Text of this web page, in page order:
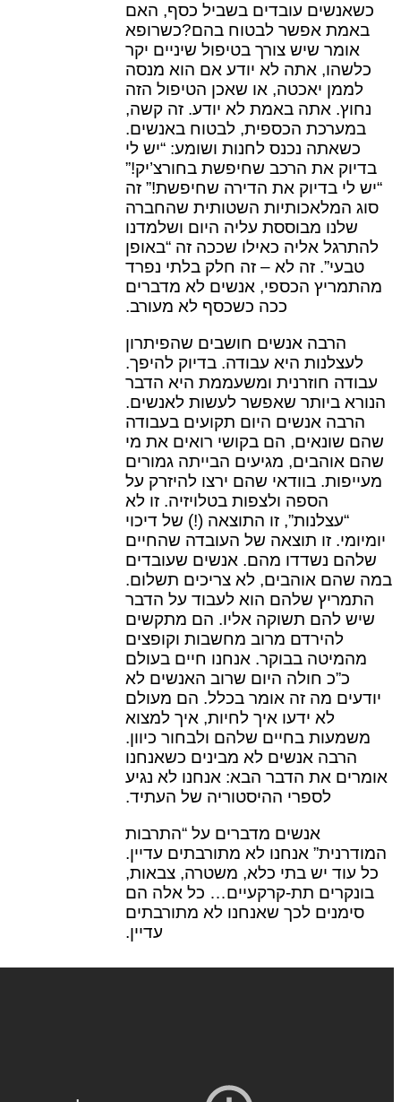
כשאנשים עובדים בשביל כסף, האם
באמת אפשר לבטוח בהם?כשרופא
אומר שיש צורך בטיפול שיניים יקר
כלשהו, אתה לא יודע אם הוא מנסה
לממן יאכטה, או שאכן הטיפול הזה
נחוץ. אתה באמת לא יודע. זה קשה,
במערכת הכספית, לבטוח באנשים.
כשאתה נכנס לחנות ושומע: “יש לי
בדיוק את הרכב שחיפשת בחורצ’יק!”
“יש לי בדיוק את הדירה שחיפשת!” זה
סוג המלאכותיות השטותית שהחברה
שלנו מבוססת עליה היום ושלמדנו
להתרגל אליה כאילו שככה זה “באופן
טבעי”. זה לא – זה חלק בלתי נפרד
מהתמריץ הכספי, אנשים לא מדברים
ככה כשכסף לא מעורב.
הרבה אנשים חושבים שהפיתרון
לעצלנות היא עבודה. בדיוק להיפך.
עבודה חוזרנית ומשעממת היא הדבר
הנורא ביותר שאפשר לעשות לאנשים.
הרבה אנשים היום תקועים בעבודה
שהם שונאים, הם בקושי רואים את מי
שהם אוהבים, מגיעים הבייתה גמורים
מעייפות. בוודאי שהם ירצו להיזרק על
הספה ולצפות בטלויזיה. זו לא
“עצלנות”, זו התוצאה (!) של דיכוי
יומיומי. זו תוצאה של העובדה שהחיים
שלהם נשדדו מהם. אנשים שעובדים
במה שהם אוהבים, לא צריכים תשלום.
התמריץ שלהם הוא לעבוד על הדבר
שיש להם תשוקה אליו. הם מתקשים
להירדם מרוב מחשבות וקופצים
מהמיטה בבוקר. אנחנו חיים בעולם
כ”כ חולה היום שרוב האנשים לא
יודעים מה זה אומר בכלל. הם מעולם
לא ידעו איך לחיות, איך למצוא
משמעות בחיים שלהם ולבחור כיוון.
הרבה אנשים לא מבינים כשאנחנו
אומרים את הדבר הבא: אנחנו לא נגיע
לספרי ההיסטוריה של העתיד.
אנשים מדברים על “התרבות
המודרנית” אנחנו לא מתורבתים עדיין.
כל עוד יש בתי כלא, משטרה, צבאות,
בונקרים תת-קרקעיים… כל אלה הם
סימנים לכך שאנחנו לא מתורבתים
עדיין.